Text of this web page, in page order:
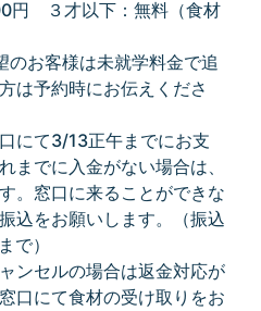
円 ３才以下：無料（食材
のお客様は未就学料金で追
は予約時にお伝えくださ
にて3/13正午までにお支
までに入金がない場合は、
。窓口に来ることができな
込をお願いします。（振込
で）
ンセルの場合は返金対応が
口にて食材の受け取りをお